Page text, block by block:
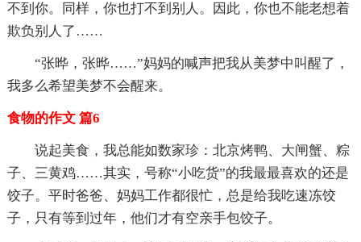
不到你。同样，你也打不到别人。因此，你也不能老想着
欺负别人了……
“张晔，张晔……”妈妈的喊声把我从美梦中叫醒了，
我多么希望美梦不会醒来。
食物的作文 篇6
说起美食，我总能如数家珍：北京烤鸭、大闸蟹、粽
子、三黄鸡……其实，号称“小吃货”的我最最喜欢的还是
饺子。平时爸爸、妈妈工作都很忙，总是给我吃速冻饺
子，只有等到过年，他们才有空亲手包饺子。